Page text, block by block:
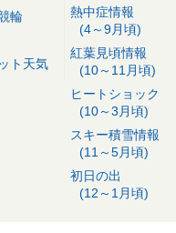
輪
ト天気
熱中症情報
(4～9月頃)
紅葉見頃情報
(10～11月頃)
ヒートショック
(10～3月頃)
スキー積雪情報
(11～5月頃)
初日の出
(12～1月頃)